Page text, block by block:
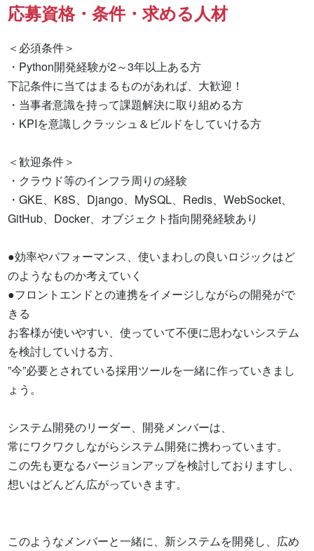
応募資格・条件・求める人材
＜必須条件＞
・Python開発経験が2～3年以上ある方
下記条件に当てはまるものがあれば、大歓迎！
・当事者意識を持って課題解決に取り組める方
・KPIを意識しクラッシュ＆ビルドをしていける方
＜歓迎条件＞
・クラウド等のインフラ周りの経験
・GKE、K8S、Django、MySQL、Redis、WebSocket、
GitHub、Docker、オブジェクト指向開発経験あり
●効率やパフォーマンス、使いまわしの良いロジックはど
のようなものか考えていく
●フロントエンドとの連携をイメージしながらの開発がで
きる
お客様が使いやすい、使っていて不便に思わないシステム
を検討していける方、
”今”必要とされている採用ツールを一緒に作っていきまし
ょう。
システム開発のリーダー、開発メンバーは、
常にワクワクしながらシステム開発に携わっています。
この先も更なるバージョンアップを検討しておりますし、
想いはどんどん広がっていきます。
このようなメンバーと一緒に、新システムを開発し、広め